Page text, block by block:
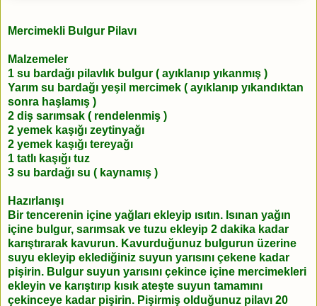
Mercimekli Bulgur Pilavı
Malzemeler
1 su bardağı pilavlık bulgur ( ayıklanıp yıkanmış )
Yarım su bardağı yeşil mercimek ( ayıklanıp yıkandıktan
sonra haşlamış )
2 diş sarımsak ( rendelenmiş )
2 yemek kaşığı zeytinyağı
2 yemek kaşığı tereyağı
1 tatlı kaşığı tuz
3 su bardağı su ( kaynamış )
Hazırlanışı
Bir tencerenin içine yağları ekleyip ısıtın. Isınan yağın
içine bulgur, sarımsak ve tuzu ekleyip 2 dakika kadar
karıştırarak kavurun. Kavurduğunuz bulgurun üzerine
suyu ekleyip eklediğiniz suyun yarısını çekene kadar
pişirin. Bulgur suyun yarısını çekince içine mercimekleri
ekleyin ve karıştırıp kısık ateşte suyun tamamını
çekinceye kadar pişirin. Pişirmiş olduğunuz pilavı 20